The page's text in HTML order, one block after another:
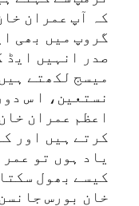
کہ آپ عمران
گروپ میں بھی
صدر انہیں ایڈ
میسج لکھتے
نستعین، ا س
اعظم عمران
کرتے ہیں اور
یاد ہوں تو
کیسے بھول
خان بورس